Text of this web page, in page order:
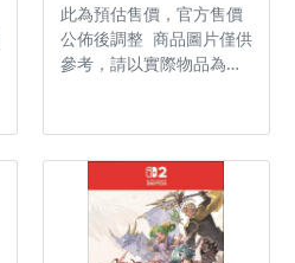
此為預估售價，官方售價
公佈後調整 商品圖片僅供
參考，請以實際物品為主
台：Nintendo Switch 2
遊戲類型：動作 遊玩人
數： 1 人 作品分級：輔
15 級 製作廠商：FURYU
發行廠商：雲豹娛樂